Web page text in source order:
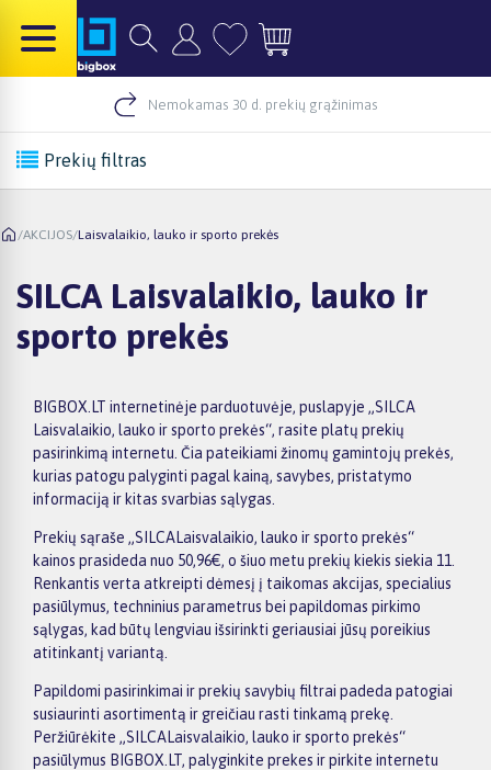
Nemokamas 30 d. prekių grąžinimas
Prekių filtras
/AKCIJOS/Laisvalaikio, lauko ir sporto prekės
SILCA Laisvalaikio, lauko ir
sporto prekės
BIGBOX.LT internetinėje parduotuvėje, puslapyje „SILCA
Laisvalaikio, lauko ir sporto prekės“, rasite platų prekių
pasirinkimą internetu. Čia pateikiami žinomų gamintojų prekės,
kurias patogu palyginti pagal kainą, savybes, pristatymo
informaciją ir kitas svarbias sąlygas.
Prekių sąraše „SILCALaisvalaikio, lauko ir sporto prekės“
kainos prasideda nuo 50,96€, o šiuo metu prekių kiekis siekia 11.
Renkantis verta atkreipti dėmesį į taikomas akcijas, specialius
pasiūlymus, techninius parametrus bei papildomas pirkimo
sąlygas, kad būtų lengviau išsirinkti geriausiai jūsų poreikius
atitinkantį variantą.
Papildomi pasirinkimai ir prekių savybių filtrai padeda patogiai
susiaurinti asortimentą ir greičiau rasti tinkamą prekę.
Peržiūrėkite „SILCALaisvalaikio, lauko ir sporto prekės“
pasiūlymus BIGBOX.LT, palyginkite prekes ir pirkite internetu